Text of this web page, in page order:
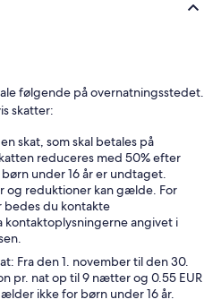
følgende på overnatningsstedet.
skatter:
skat, som skal betales på
reduceres med 50% efter
under 16 år er undtaget.
og reduktioner kan gælde. For
du kontakte
kontaktoplysningerne angivet i
Fra den 1. november til den 30.
pr. nat op til 9 nætter og 0.55 EUR
ikke for børn under 16 år.